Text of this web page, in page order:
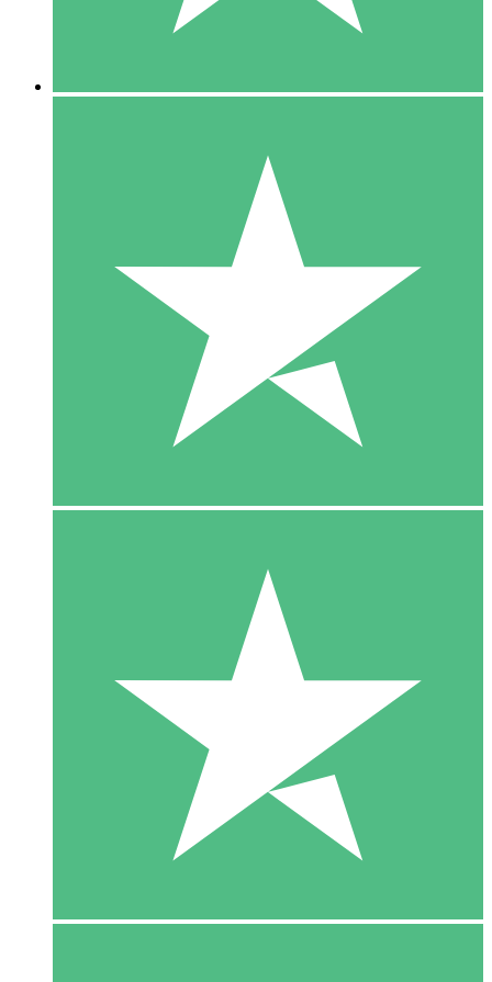
10 Downloads
20 00